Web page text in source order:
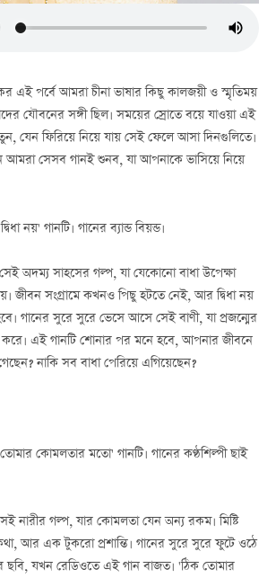
এই পর্বে আমরা চীনা ভাষার কিছু কালজয়ী ও স্মৃতিময়
যৌবনের সঙ্গী ছিল। সময়ের স্রোতে বয়ে যাওয়া এই
ফিরিয়ে নিয়ে যায় সেই ফেলে আসা দিনগুলিতে।
সেসব গানই শুনব, যা আপনাকে ভাসিয়ে নিয়ে
নয়' গানটি। গানের ব্যান্ড বিয়ন্ড।
অদম্য সাহসের গল্প, যা যেকোনো বাধা উপেক্ষা
জীবন সংগ্রামে কখনও পিছু হটতে নেই, আর দ্বিধা নয়
গানের সুরে সুরে ভেসে আসে সেই বাণী, যা প্রজন্মের
করে। এই গানটি শোনার পর মনে হবে, আপনার জীবনে
নাকি সব বাধা পেরিয়ে এগিয়েছেন?
কোমলতার মতো' গানটি। গানের কণ্ঠশিল্পী ছাই
নারীর গল্প, যার কোমলতা যেন অন্য রকম। মিষ্টি
আর এক টুকরো প্রশান্তি। গানের সুরে সুরে ফুটে ওঠে
ছবি, যখন রেডিওতে এই গান বাজত। 'ঠিক তোমার